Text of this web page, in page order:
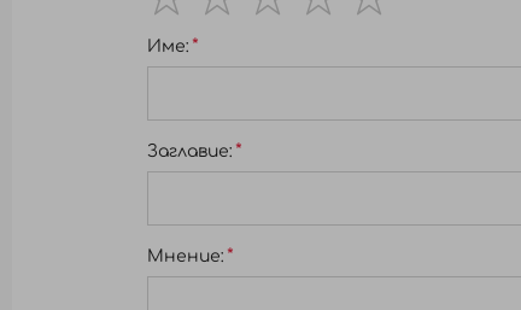
star
stars
stars
stars
stars
Име:
Заглавиe:
Мнение: